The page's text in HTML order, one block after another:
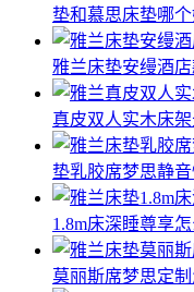
垫和慕思床垫哪
雅兰床垫安缦酒
真皮双人实木床
垫乳胶席梦思静
1.8m床深睡尊享
莫丽斯席梦思定